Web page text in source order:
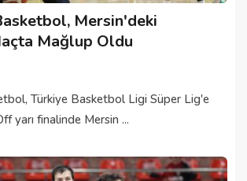
Mersin'deki
Mağlup Oldu
Türkiye Basketbol Ligi Süper Lig'e
yarı finalinde Mersin ...